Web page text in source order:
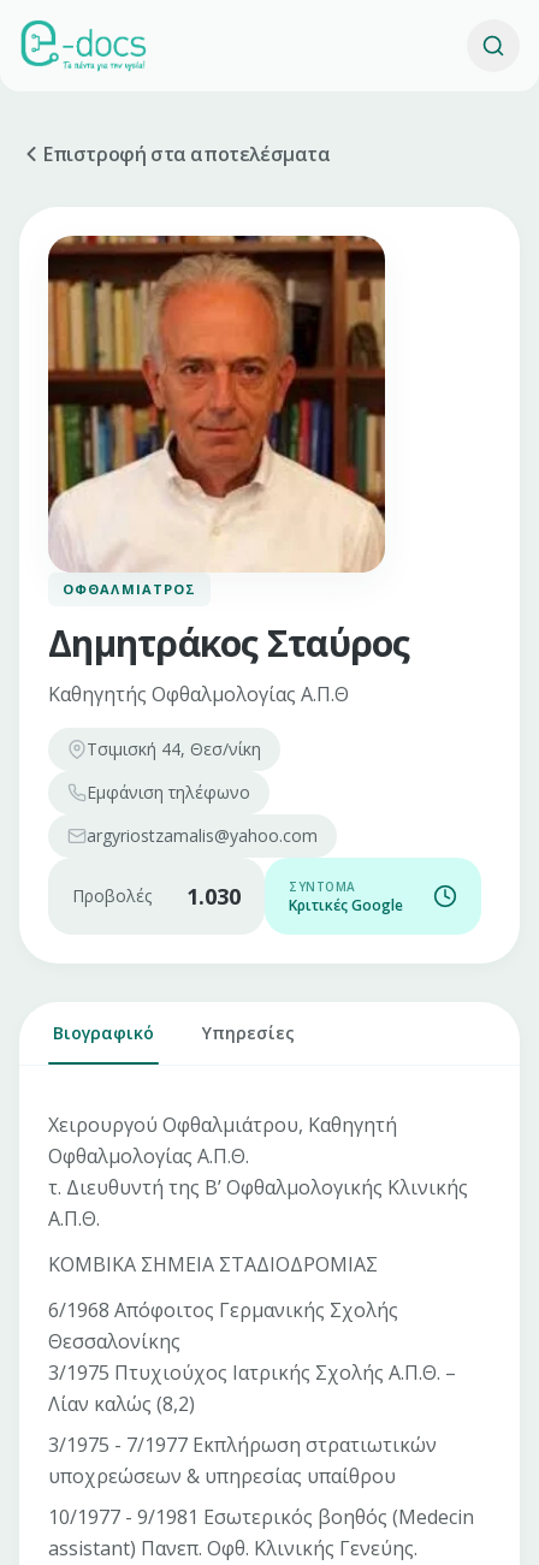
Επιστροφή στα αποτελέσματα
ΟΦΘΑΛΜΊΑΤΡΟΣ
Δημητράκος Σταύρος
Καθηγητής Οφθαλμολογίας Α.Π.Θ
Τσιμισκή 44, Θεσ/νίκη
Εμφάνιση τηλέφωνο
argyriostzamalis@yahoo.com
Προβολές 1.030 ΣΎΝΤΟΜΑ
Κριτικές Google
Βιογραφικό Υπηρεσίες
Χειρουργού Οφθαλμιάτρου, Καθηγητή
Οφθαλμολογίας Α.Π.Θ.
τ. Διευθυντή της Β’ Οφθαλμολογικής Κλινικής
Α.Π.Θ.
ΚΟΜΒΙΚΑ ΣΗΜΕΙΑ ΣΤΑΔΙΟΔΡΟΜΙΑΣ
6/1968 Απόφοιτος Γερμανικής Σχολής
Θεσσαλονίκης
3/1975 Πτυχιούχος Ιατρικής Σχολής Α.Π.Θ. –
Λίαν καλώς (8,2)
3/1975 - 7/1977 Εκπλήρωση στρατιωτικών
υποχρεώσεων & υπηρεσίας υπαίθρου
10/1977 - 9/1981 Εσωτερικός βοηθός (Medecin
assistant) Πανεπ. Οφθ. Κλινικής Γενεύης.